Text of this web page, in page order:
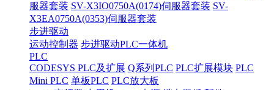
服器套装 SV-X3IO0750A(0174)伺服器套装 SV-
X3EA0750A(0353)伺服器套装
步进驱动
运动控制器 步进驱动PLC一体机
PLC
CODESYS PLC及扩展 Q系列PLC PLC扩展模块 PLC
Mini PLC 单板PLC PLC放大板